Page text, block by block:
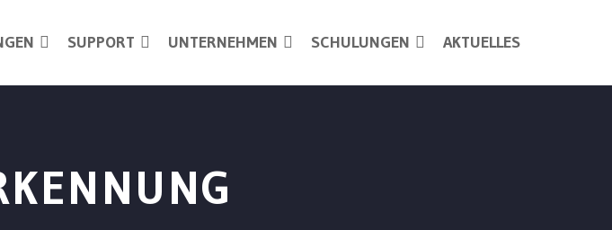
SUPPORT UNTERNEHMEN SCHULUNGEN AKTUELLES